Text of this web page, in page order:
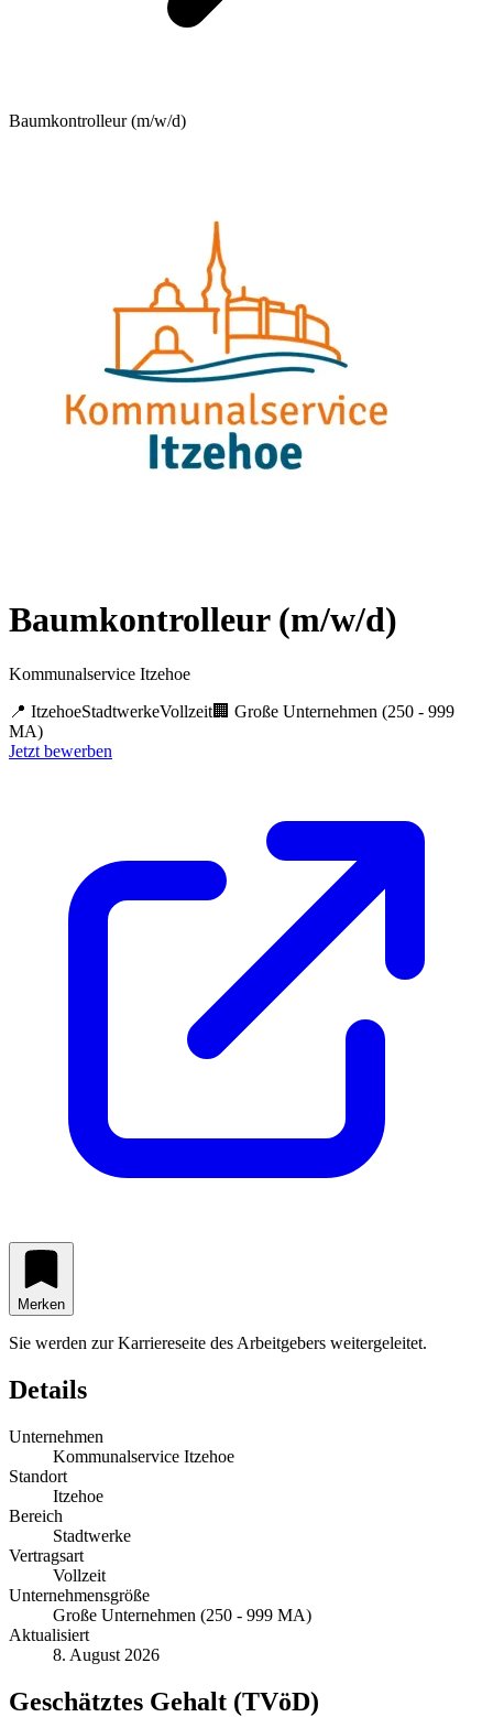
Baumkontrolleur (m/w/d)
Baumkontrolleur (m/w/d)
Kommunalservice Itzehoe
📍 ItzehoeStadtwerkeVollzeit🏢 Große Unternehmen (250 - 999
MA)
Jetzt bewerben
Merken
Sie werden zur Karriereseite des Arbeitgebers weitergeleitet.
Details
Unternehmen
Kommunalservice Itzehoe
Standort
Itzehoe
Bereich
Stadtwerke
Vertragsart
Vollzeit
Unternehmensgröße
Große Unternehmen (250 - 999 MA)
Aktualisiert
8. August 2026
Geschätztes Gehalt (TVöD)